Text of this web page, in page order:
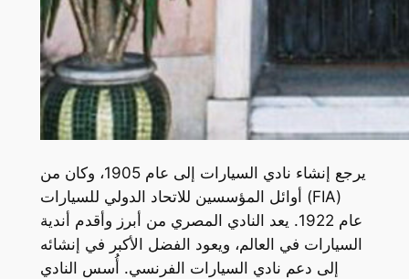
يرجع إنشاء نادي السيارات إلى عام 1905، وكان من
أوائل المؤسسين للاتحاد الدولي للسيارات (FIA)
عام 1922. يعد النادي المصري من أبرز وأقدم أندية
السيارات في العالم، ويعود الفضل الأكبر في إنشائه
إلى دعم نادي السيارات الفرنسي. أُسس النادي